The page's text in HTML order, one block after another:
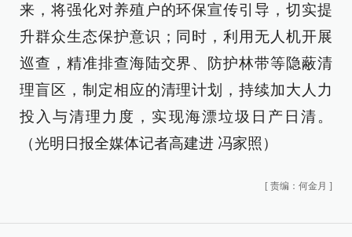
来，将强化对养殖户的环保宣传引导，切实提
升群众生态保护意识；同时，利用无人机开展
巡查，精准排查海陆交界、防护林带等隐蔽清
理盲区，制定相应的清理计划，持续加大人力
投入与清理力度，实现海漂垃圾日产日清。
（光明日报全媒体记者高建进 冯家照）
[ 责编：何金月 ]